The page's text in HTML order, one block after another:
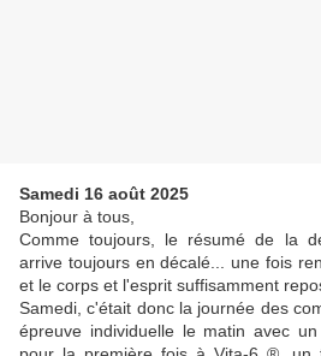
Samedi 16 août 2025
Bonjour à tous,
Comme toujours, le résumé de la
arrive toujours en décalé... une fois
et le corps et l'esprit suffisamment
Samedi, c'était donc la journée des
épreuve individuelle le matin avec